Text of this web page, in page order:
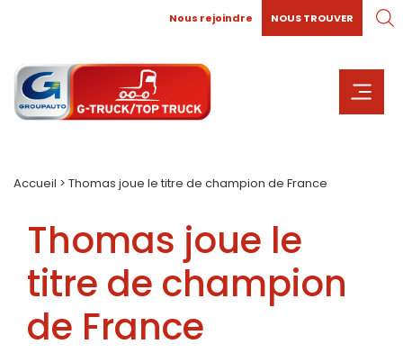
Nous rejoindre NOUS TROUVER
Accueil > Thomas joue le titre de champion de France
Thomas joue le
titre de champion
de France